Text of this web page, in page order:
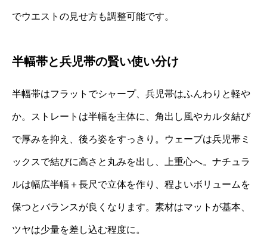
でウエストの見せ方も調整可能です。
半幅帯と兵児帯の賢い使い分け
半幅帯はフラットでシャープ、兵児帯はふんわりと軽や
か。ストレートは半幅を主体に、角出し風やカルタ結び
で厚みを抑え、後ろ姿をすっきり。ウェーブは兵児帯ミ
ックスで結びに高さと丸みを出し、上重心へ。ナチュラ
ルは幅広半幅＋長尺で立体を作り、程よいボリュームを
保つとバランスが良くなります。素材はマットが基本、
ツヤは少量を差し込む程度に。